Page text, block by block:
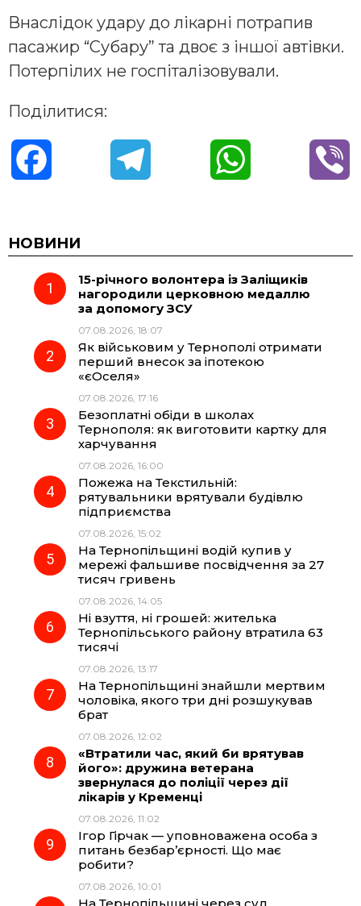
Внаслідок удару до лікарні потрапив
пасажир “Субару” та двоє з іншої автівки.
Потерпілих не госпіталізовували.
Поділитися:
c
e
o
k
e
g
r
a
m
t
A
НОВИНИ
15-річного волонтера із Заліщиків
нагородили церковною медаллю
за допомогу ЗСУ
07.08.2026, 18:07
Як військовим у Тернополі отримати
перший внесок за іпотекою
«єОселя»
07.08.2026, 17:16
Безоплатні обіди в школах
Тернополя: як виготовити картку для
харчування
07.08.2026, 16:00
Пожежа на Текстильній:
рятувальники врятували будівлю
підприємства
07.08.2026, 15:02
На Тернопільщині водій купив у
мережі фальшиве посвідчення за 27
тисяч гривень
07.08.2026, 14:05
Ні взуття, ні грошей: жителька
Тернопільського району втратила 63
тисячі
07.08.2026, 13:17
На Тернопільщині знайшли мертвим
чоловіка, якого три дні розшукував
брат
07.08.2026, 12:02
«Втратили час, який би врятував
його»: дружина ветерана
звернулася до поліції через дії
лікарів у Кременці
07.08.2026, 11:02
Ігор Гірчак — уповноважена особа з
питань безбар’єрності. Що має
робити?
07.08.2026, 10:01